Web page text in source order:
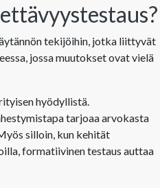
tekijöihin, jotka liittyvät
jossa muutokset ovat vielä
hyödyllistä.
tarjoaa arvokasta
silloin, kun kehität
formatiivinen testaus auttaa